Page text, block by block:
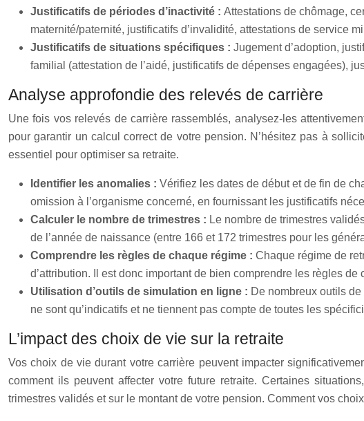
Justificatifs de périodes d’inactivité : Attestations de chômage,
maternité/paternité, justificatifs d’invalidité, attestations de service
Justificatifs de situations spécifiques : Jugement d’adoption,
familial (attestation de l’aidé, justificatifs de dépenses engagées),
Analyse approfondie des relevés de carrière
Une fois vos relevés de carrière rassemblés, analysez-les
pour garantir un calcul correct de votre pension. N’hésitez pas à
essentiel pour optimiser sa retraite.
Identifier les anomalies : Vérifiez les dates de début et de fin de
omission à l’organisme concerné, en fournissant les justificatifs
Calculer le nombre de trimestres : Le nombre de trimestres
de l’année de naissance (entre 166 et 172 trimestres pour les
Comprendre les règles de chaque régime : Chaque régime de
d’attribution. Il est donc important de bien comprendre les règles
Utilisation d’outils de simulation en ligne : De nombreux outils
ne sont qu’indicatifs et ne tiennent pas compte de toutes les
L’impact des choix de vie sur la retraite
Vos choix de vie durant votre carrière peuvent impacter
comment ils peuvent affecter votre future retraite. Certaines
trimestres validés et sur le montant de votre pension. Comment vos